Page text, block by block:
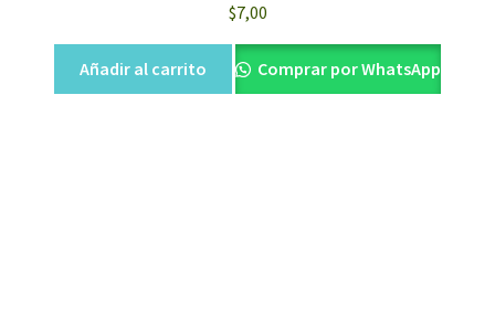
$7,00
Añadir al carrito Comprar por WhatsApp